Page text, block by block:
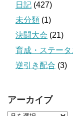
日記 (427)
未分類 (1)
決闘大会 (21)
育成・ステータ
逆引き配合 (3)
アーカイブ